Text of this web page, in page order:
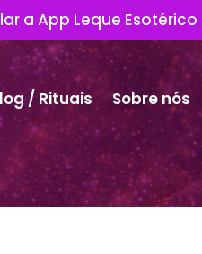
a App Leque Esotérico
/ Rituais Sobre nós